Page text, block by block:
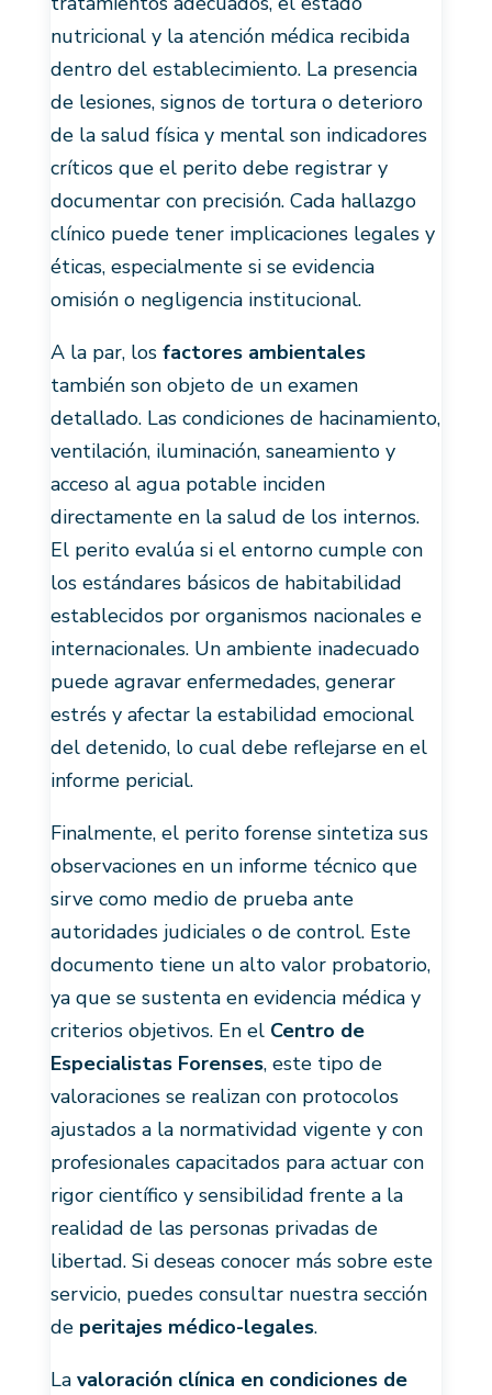
nutricional y la atención médica recibida
dentro del establecimiento. La presencia
de lesiones, signos de tortura o deterioro
de la salud física y mental son indicadores
críticos que el perito debe registrar y
documentar con precisión. Cada hallazgo
clínico puede tener implicaciones legales y
éticas, especialmente si se evidencia
omisión o negligencia institucional.
A la par, los factores ambientales
también son objeto de un examen
detallado. Las condiciones de hacinamiento,
ventilación, iluminación, saneamiento y
acceso al agua potable inciden
directamente en la salud de los internos.
El perito evalúa si el entorno cumple con
los estándares básicos de habitabilidad
establecidos por organismos nacionales e
internacionales. Un ambiente inadecuado
puede agravar enfermedades, generar
estrés y afectar la estabilidad emocional
del detenido, lo cual debe reflejarse en el
informe pericial.
Finalmente, el perito forense sintetiza sus
observaciones en un informe técnico que
sirve como medio de prueba ante
autoridades judiciales o de control. Este
documento tiene un alto valor probatorio,
ya que se sustenta en evidencia médica y
criterios objetivos. En el Centro de
Especialistas Forenses, este tipo de
valoraciones se realizan con protocolos
ajustados a la normatividad vigente y con
profesionales capacitados para actuar con
rigor científico y sensibilidad frente a la
realidad de las personas privadas de
libertad. Si deseas conocer más sobre este
servicio, puedes consultar nuestra sección
de peritajes médico-legales.
La valoración clínica en condiciones de